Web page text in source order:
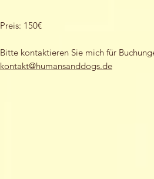
Preis: 150€
Bitte kontaktieren Sie mich für
kontakt@humansanddogs.de